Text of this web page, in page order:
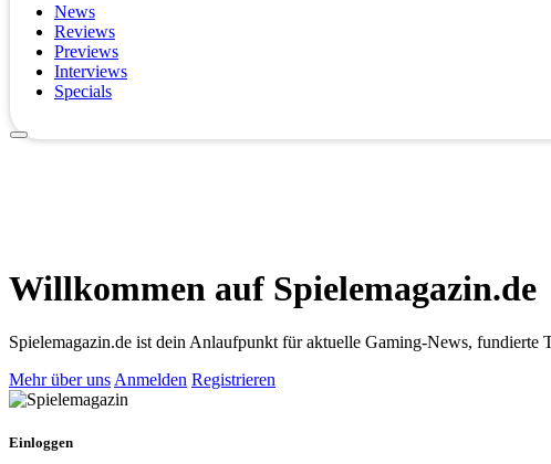
News
Reviews
Previews
Interviews
Specials
Willkommen auf Spielemagazin.de
Spielemagazin.de ist dein Anlaufpunkt für aktuelle Gaming-News, fundierte
Mehr über uns Anmelden Registrieren
Einloggen